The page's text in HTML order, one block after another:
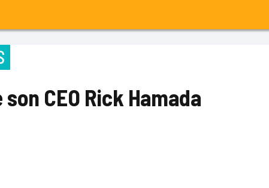
CEO Rick Hamada